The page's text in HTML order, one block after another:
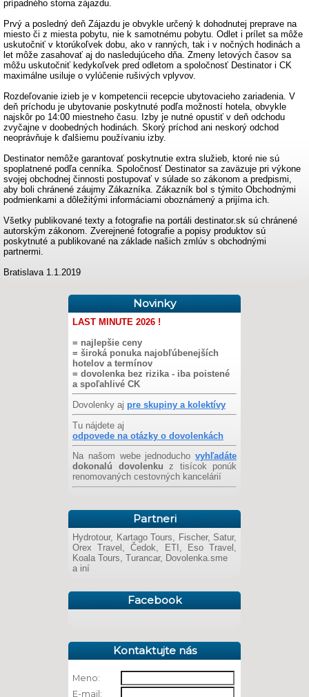
prípadného storna zájazdu.
Prvý a posledný deň Zájazdu je obvykle určený k dohodnutej preprave na
miesto či z miesta pobytu, nie k samotnému pobytu. Odlet i prílet sa môže
uskutočniť v ktorúkoľvek dobu, ako v ranných, tak i v nočných hodinách a
let môže zasahovať aj do nasledujúceho dňa. Zmeny letových časov sa
môžu uskutočniť kedykoľvek pred odletom a spoločnosť Destinator i CK
maximálne usiluje o vylúčenie rušivých vplyvov.
Rozdeľovanie izieb je v kompetencii recepcie ubytovacieho zariadenia. V
deň príchodu je ubytovanie poskytnuté podľa možností hotela, obvykle
najskôr po 14:00 miestneho času. Izby je nutné opustiť v deň odchodu
zvyčajne v doobedných hodinách. Skorý príchod ani neskorý odchod
neoprávňuje k ďalšiemu používaniu izby.
Destinator nemôže garantovať poskytnutie extra služieb, ktoré nie sú
spoplatnené podľa cenníka. Spoločnosť Destinator sa zaväzuje pri výkone
svojej obchodnej činnosti postupovať v súlade so zákonom a predpismi,
aby boli chránené záujmy Zákazníka. Zákazník bol s týmito Obchodnými
podmienkami a dôležitými informáciami oboznámený a prijíma ich.
Všetky publikované texty a fotografie na portáli destinator.sk sú chránené
autorským zákonom. Zverejnené fotografie a popisy produktov sú
poskytnuté a publikované na základe našich zmlúv s obchodnými
partnermi.
Bratislava 1.1.2019
Novinky
LAST MINUTE 2026 !
= najlepšie ceny
= široká ponuka najobľúbenejších
hotelov a termínov
= dovolenka bez rizika - iba poistené
a spoľahlivé CK
Dovolenky aj pre skupiny a kolektívy
Tu nájdete aj
odpovede na otázky o dovolenkách
Na našom webe jednoducho vyhľadáte
dokonalú dovolenku z tisícok ponúk
renomovaných cestovných kancelárií
Partneri
Hydrotour, Kartago Tours, Fischer, Satur,
Orex Travel, Čedok, ETI, Eso Travel,
Koala Tours, Turancar, Dovolenka.sme
a iní
Facebook
Kontaktujte nás
Meno:
E-mail: